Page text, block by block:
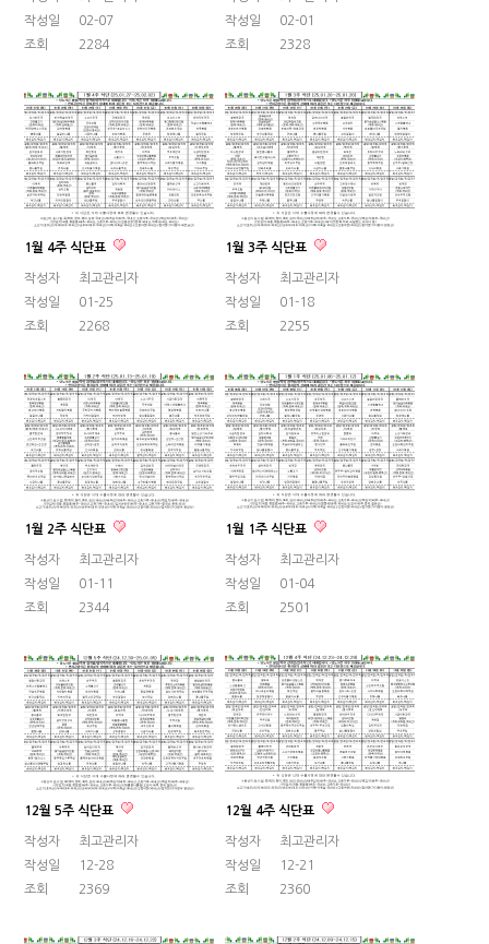
작성일
02-07
조회
2284
작성일
02-01
조회
2328
1월 4주 식단표
작성자
최고관리자
작성일
01-25
조회
2268
1월 3주 식단표
작성자
최고관리자
작성일
01-18
조회
2255
1월 2주 식단표
작성자
최고관리자
작성일
01-11
조회
2344
1월 1주 식단표
작성자
최고관리자
작성일
01-04
조회
2501
12월 5주 식단표
작성자
최고관리자
작성일
12-28
조회
2369
12월 4주 식단표
작성자
최고관리자
작성일
12-21
조회
2360